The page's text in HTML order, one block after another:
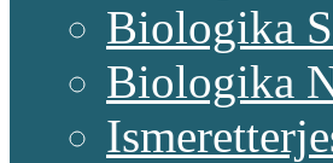
Biologika
Biologika